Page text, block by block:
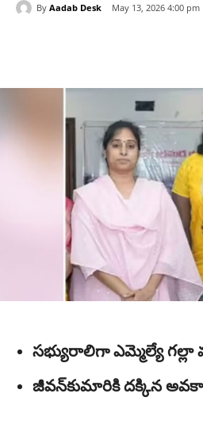
By Aadab Desk May 13, 2026 4:00 pm
సభ్యురాలిగా ఎమ్మెల్యే
జీవన్‌కుమారికి దక్కిన